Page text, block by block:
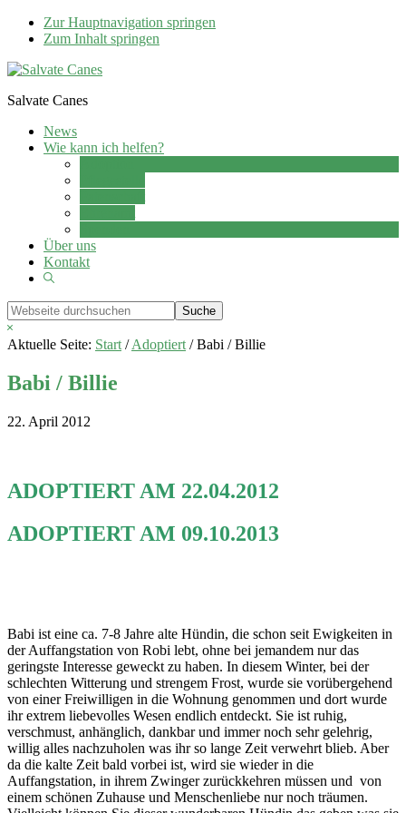
Zur Hauptnavigation springen
Zum Inhalt springen
Salvate Canes
News
Wie kann ich helfen?
Über uns
Kontakt
Show
Webseite
durchsuchen
Hide
Search
Aktuelle Seite: Start / Adoptiert /Babi / Billie
Babi / Billie
22. April 2012
ADOPTIERT AM 22.04.2012
ADOPTIERT AM 09.10.2013
Babi ist eine ca. 7-8 Jahre alte Hündin, die schon seit Ewigkeiten in
der Auffangstation von Robi lebt, ohne bei jemandem nur das
geringste Interesse geweckt zu haben. In diesem Winter, bei der
schlechten Witterung und strengem Frost, wurde sie vorübergehend
von einer Freiwilligen in die Wohnung genommen und dort wurde
ihr extrem liebevolles Wesen endlich entdeckt. Sie ist ruhig,
verschmust, anhänglich, dankbar und immer noch sehr gelehrig,
willig alles nachzuholen was ihr so lange Zeit verwehrt blieb. Aber
da die kalte Zeit bald vorbei ist, wird sie wieder in die
Auffangstation, in ihrem Zwinger zurückkehren müssen und von
einem schönen Zuhause und Menschenliebe nur noch träumen.